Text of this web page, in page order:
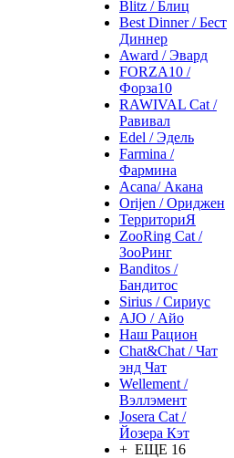
Blitz / Блиц
Best Dinner / Бест
Диннер
Award / Эвард
FORZA10 /
Форза10
RAWIVAL Cat /
Равивал
Edel / Эдель
Farmina /
Фармина
Acana/ Акана
Orijen / Ориджен
ТерриториЯ
ZooRing Cat /
ЗооРинг
Banditos /
Бандитос
Sirius / Сириус
AJO / Айо
Наш Рацион
Chat&Chat / Чат
энд Чат
Wellement /
Вэллэмент
Josera Cat /
Йозера Кэт
+ ЕЩЕ 16